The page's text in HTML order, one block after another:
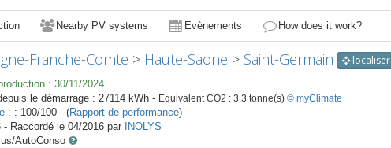
Nearby PV systems Evènements How does it work?
Franche-Comte > Haute-Saone > Saint-Germain localiser
: 30/11/2024
le démarrage : 27114 kWh - Equivalent CO2 : 3.3 tonne(s) © myClimate
: : 100/100 - (Rapport de performance)
- Raccordé le 04/2016 par
INOLYS
AutoConso